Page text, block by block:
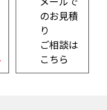
のお見積
り
ご相談は
こちら